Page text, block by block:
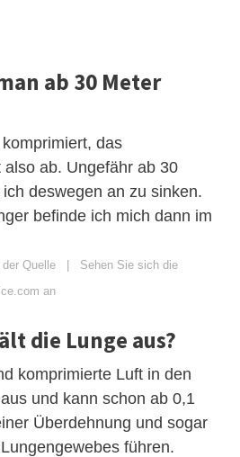
ab 30 Meter
das
ab. Ungefähr ab 30
deswegen an zu sinken.
befinde ich mich dann im
Quelle | Sehen Sie sich die
an
die Lunge aus?
komprimierte Luft in den
und kann schon ab 0,1
Überdehnung und sogar
führen.